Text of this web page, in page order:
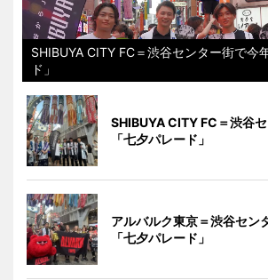
SHIBUYA CITY FC＝渋谷センター街で今
ド」
SHIBUYA CITY FC＝渋谷
「七夕パレード」
アルバルク東京＝渋谷セン
「七夕パレード」